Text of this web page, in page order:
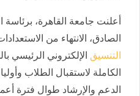
أعلنت جامعة القاهرة،
الصادق، الانتهاء من
التنسيق الإلكتروني الرئيسي
الكاملة لاستقبال الطلاب
الدعم والإرشاد طوال فترة